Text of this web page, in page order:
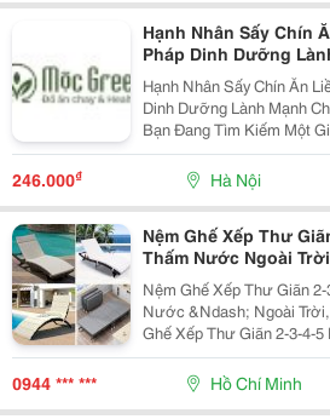
Hạnh Nhân Sấy Chín
Pháp Dinh Dưỡng
Hiện Đại
Hạnh Nhân Sấy Chín Ăn
Dinh Dưỡng Lành Mạnh Cho
Bạn Đang Tìm Kiếm Một
Dưỡng Vừa Thơm Ngon,
Ngày Mới Hoặc Nạp
Thì Hạnh Nhân...
246.000₫ Hà Nội
Nệm Ghế Xếp Thư
Thấm Nước Ngoài
Nệm Ghế Xếp Thư Giãn
Nước &Ndash; Ngoài Trời,
Ghế Xếp Thư Giãn 2-3-4-
Nhiều Mẫu, Kích Thước,
Hợp Nhu Cầu Lựa Chọn.
Bền Đẹp,...
0944 *** *** Hồ Chí Minh